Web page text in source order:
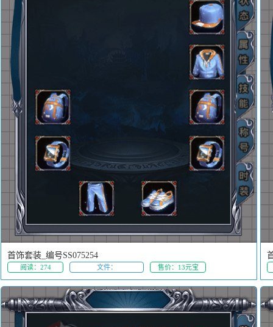
首饰套装_编号SS075254
阅读：274 文件： 售价：13元宝